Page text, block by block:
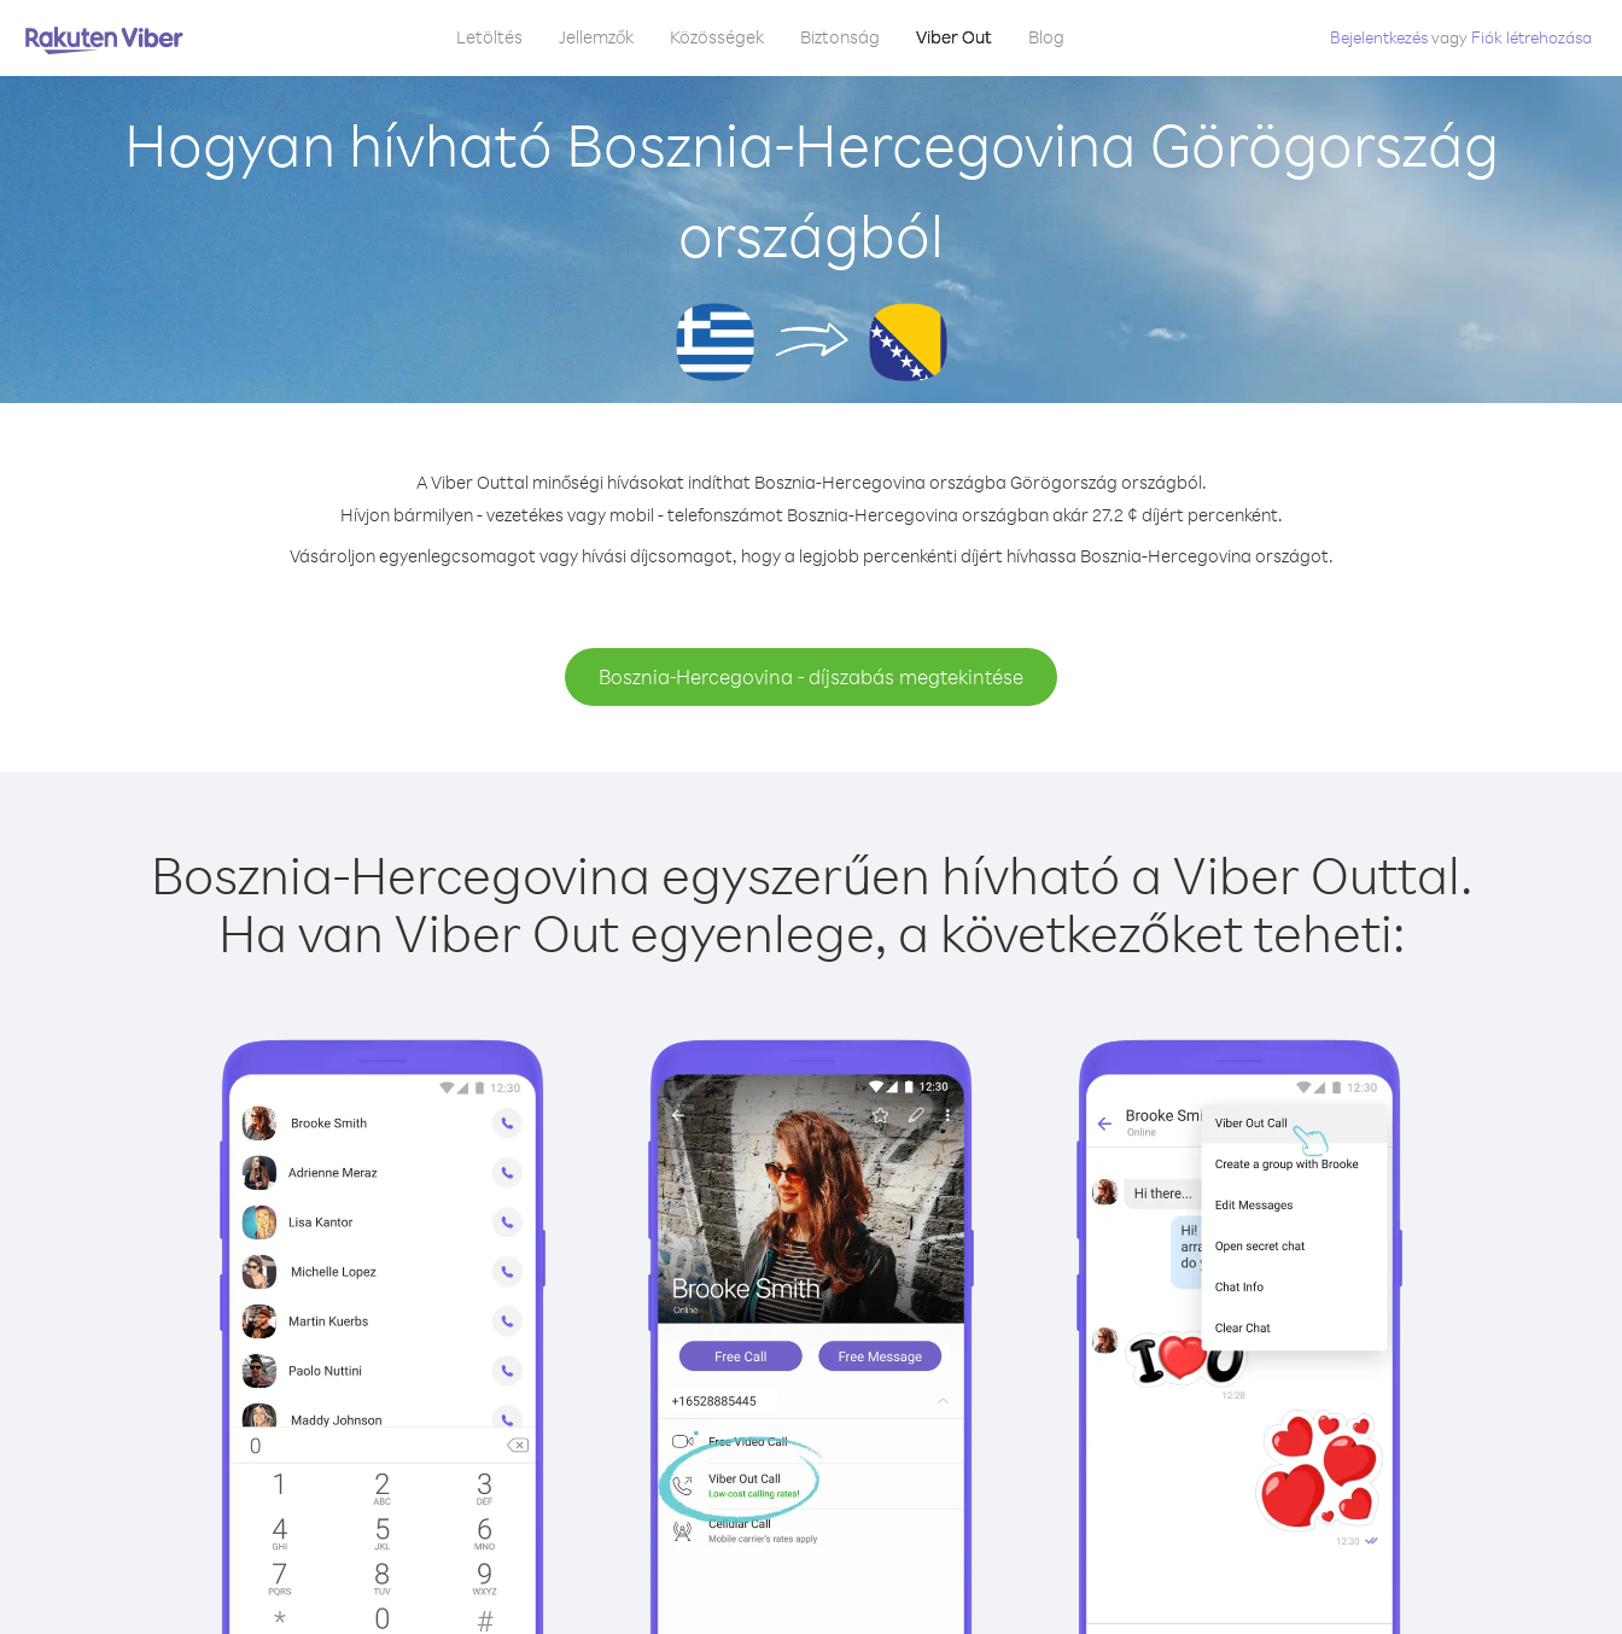
Letöltés Jellemzők Közösségek Biztonság Viber Out Blog Bejelentkezésvagy Fiók létrehozása
Hogyan hívható Bosznia-Hercegovina Görögország
országból
A Viber Outtal minőségi hívásokat indíthat Bosznia-Hercegovina országba Görögország országból.
Hívjon bármilyen - vezetékes vagy mobil - telefonszámot Bosznia-Hercegovina országban akár 27.2 ¢ díjért percenként.
Vásároljon egyenlegcsomagot vagy hívási díjcsomagot, hogy a legjobb percenkénti díjért hívhassa Bosznia-Hercegovina országot.
Bosznia-Hercegovina - díjszabás megtekintése
Bosznia-Hercegovina egyszerűen hívható a Viber Outtal.
Ha van Viber Out egyenlege, a következőket teheti: